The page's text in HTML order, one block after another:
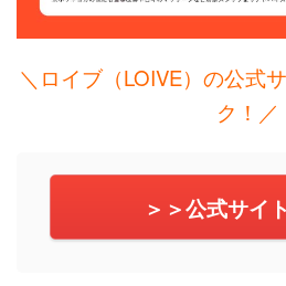
＼ロイブ（LOIVE）の公式
ク！／
＞＞公式サイ